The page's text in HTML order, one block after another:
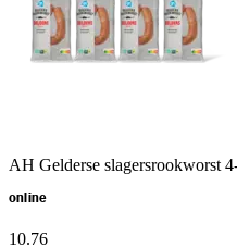
AH Gelderse slagersrookworst
online
10.76